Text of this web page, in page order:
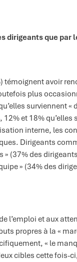
dirigeants que par
témoignent avoir
plus
surviennent «
et 18% qu’elles
interne, les
Dirigeants
(37% des
» (34% des
l’emploi et aux
propres à la «
« le
cibles cette fois-